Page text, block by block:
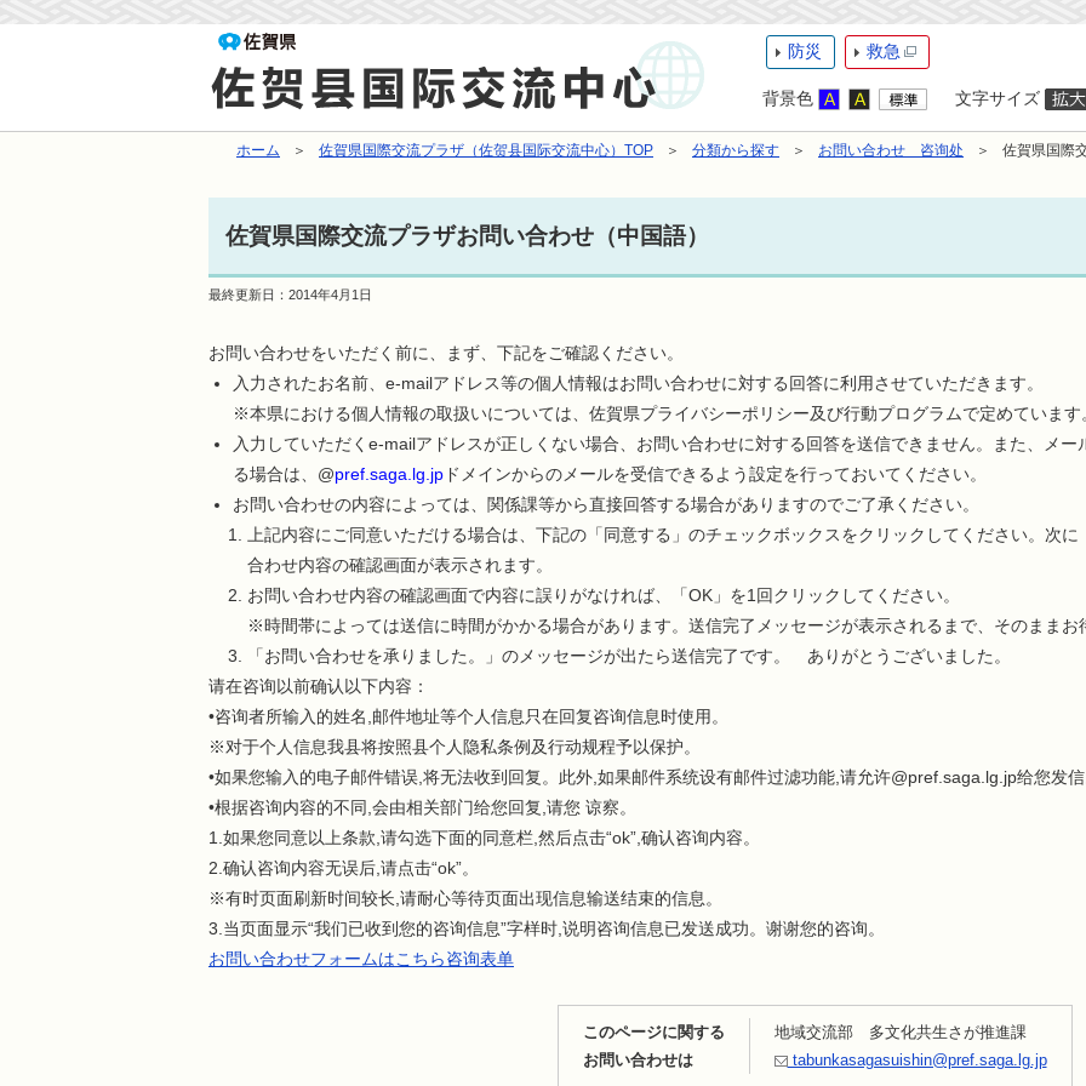
防災 救急
背景色 文字サイズ
ホーム 佐賀県国際交流プラザ（佐贺县国际交流中心）TOP 分類から探す お問い合わせ 咨询处 佐賀県国際
佐賀県国際交流プラザお問い合わせ（中国語）
最終更新日： 2014年4月1日
お問い合わせをいただく前に、まず、下記をご確認ください。
入力されたお名前、e-mailアドレス等の個人情報はお問い合わせに対する回答に利用させていただきます。
※本県における個人情報の取扱いについては、佐賀県プライバシーポリシー及び行動プログラムで定めています
入力していただくe-mailアドレスが正しくない場合、お問い合わせに対する回答を送信できません。また、メ
る場合は、@pref.saga.lg.jp ドメインからのメールを受信できるよう設定を行っておいてください。
お問い合わせの内容によっては、関係課等から直接回答する場合がありますのでご了承ください。
上記内容にご同意いただける場合は、下記の「同意する」のチェックボックスをクリックしてください。次
合わせ内容の確認画面が表示されます。
お問い合わせ内容の確認画面で内容に誤りがなければ、「OK」を1回クリックしてください。
※時間帯によっては送信に時間がかかる場合があります。送信完了メッセージが表示されるまで、そのままお
「お問い合わせを承りました。」のメッセージが出たら送信完了です。 ありがとうございました。
请在咨询以前确认以下内容：
•咨询者所输入的姓名,邮件地址等个人信息只在回复咨询信息时使用。
※对于个人信息我县将按照县个人隐私条例及行动规程予以保护。
•如果您输入的电子邮件错误,将无法收到回复。此外,如果邮件系统设有邮件过滤功能,请允许@pref.saga.lg.jp给您发信
•根据咨询内容的不同,会由相关部门给您回复,请您 谅察。
1.如果您同意以上条款,请勾选下面的同意栏,然后点击“ok”,确认咨询内容。
2.确认咨询内容无误后,请点击“ok”。
※有时页面刷新时间较长,请耐心等待页面出现信息输送结束的信息。
3.当页面显示“我们已收到您的咨询信息”字样时,说明咨询信息已发送成功。谢谢您的咨询。
お問い合わせフォームはこちら咨询表单
このページに関する
お問い合わせは
地域交流部 多文化共生さが推進課
tabunkasagasuishin@pref.saga.lg.jp